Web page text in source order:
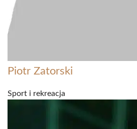
Piotr Zatorski
Sport i rekreacja